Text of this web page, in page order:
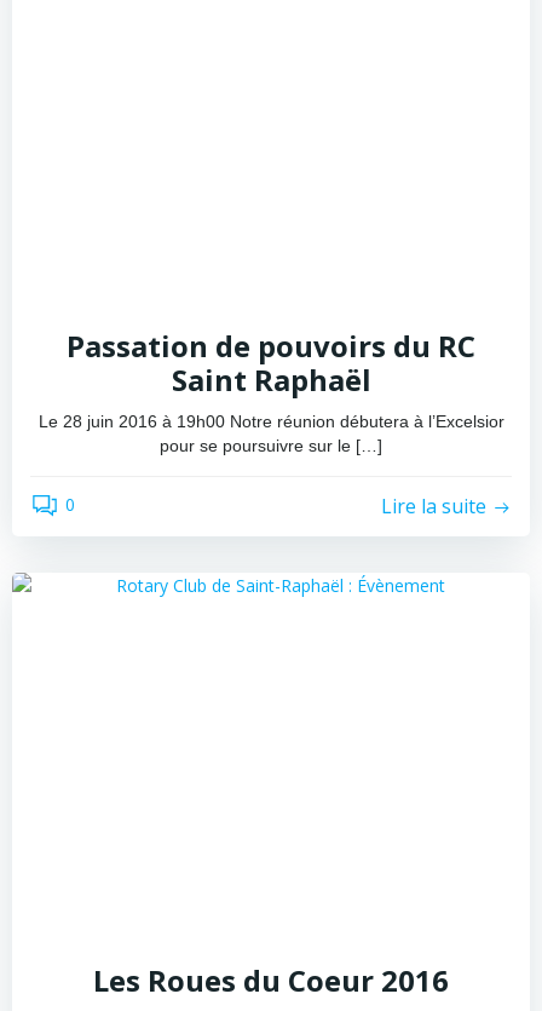
Passation de pouvoirs du RC
Saint Raphaël
Le 28 juin 2016 à 19h00 Notre réunion débutera à l’Excelsior
pour se poursuivre sur le […]
0 Lire la suite
Les Roues du Coeur 2016